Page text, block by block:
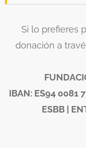
Si lo prefieres
donación a
IBAN: ES94 0081
ESBB |